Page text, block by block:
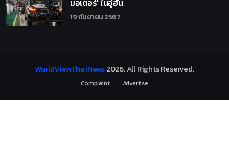
มอเตอร์' ในอู่ฮั่น
19 กันยายน 2567
WorldViewThaiNews2026. All Rights Reserved.
Complaint Advertise